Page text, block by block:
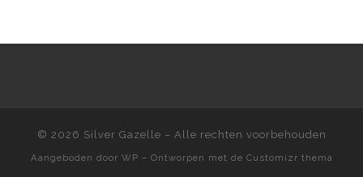
© 2026 Silver Gazelle – Alle rechten voorbehouden
Aangeboden door WP – Ontworpen met de Customizr thema